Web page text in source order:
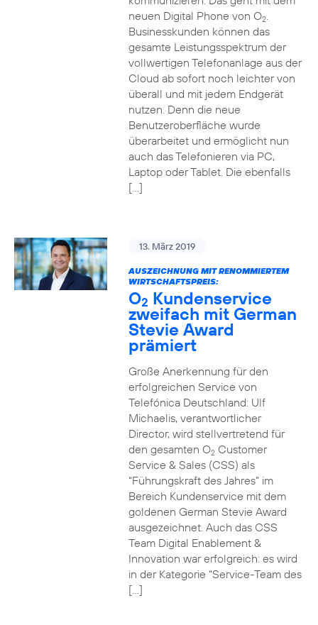
neuen Digital Phone von O2.
Businesskunden können das
gesamte Leistungsspektrum der
vollwertigen Telefonanlage aus der
Cloud ab sofort noch leichter von
überall und mit jedem Endgerät
nutzen. Denn die neue
Benutzeroberfläche wurde
überarbeitet und ermöglicht nun
auch das Telefonieren via PC,
Laptop oder Tablet. Die ebenfalls
[…]
13. März 2019
AUSZEICHNUNG MIT RENOMMIERTEM
WIRTSCHAFTSPREIS:
O2 Kundenservice
zweifach mit German
Stevie Award
prämiert
Große Anerkennung für den
erfolgreichen Service von
Telefónica Deutschland: Ulf
Michaelis, verantwortlicher
Director, wird stellvertretend für
den gesamten O2Customer
Service & Sales (CSS) als
“Führungskraft des Jahres” im
Bereich Kundenservice mit dem
goldenen German Stevie Award
ausgezeichnet. Auch das CSS
Team Digital Enablement &
Innovation war erfolgreich: es wird
in der Kategorie “Service-Team des
[…]